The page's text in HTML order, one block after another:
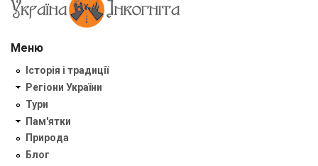
Меню
Історія і традиції
Регіони України
Тури
Пам'ятки
Природа
Блог